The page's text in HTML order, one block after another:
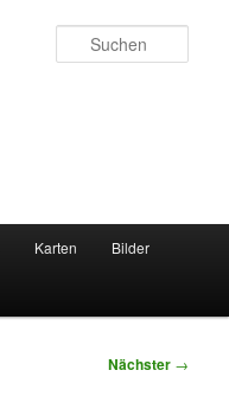
Karten Bilder
Nächster →